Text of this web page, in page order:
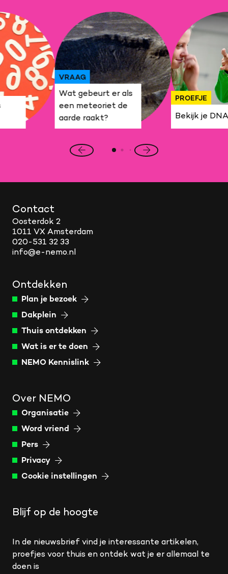
VRAAG
Wat gebeurt er als
een meteoriet de
aarde raakt?
PROEFJE
Bekijk je DNA
Vorige
Volgende
Contact
Oosterdok 2
1011 VX Amsterdam
020-531 32 33
info@e-nemo.nl
Ontdekken
Plan je bezoek
Dakplein
Thuis ontdekken
Wat is er te doen
NEMO Kennislink
Over NEMO
Organisatie
Word vriend
Pers
Privacy
Cookie instellingen
Blijf op de hoogte
In de nieuwsbrief vind je interessante artikelen,
proefjes voor thuis en ontdek wat je er allemaal te
doen is